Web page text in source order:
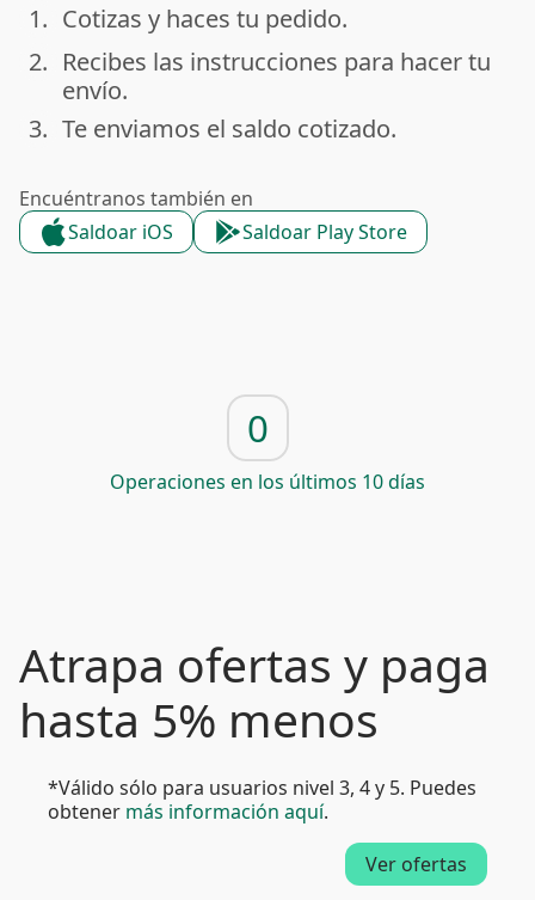
done
1. Cotizas y haces tu pedido.
done
2. Recibes las instrucciones para hacer tu
envío.
done
3. Te enviamos el saldo cotizado.
Encuéntranos también en
Saldoar iOS
Saldoar Play Store
0
Operaciones en los últimos 10 días
Atrapa ofertas y paga
hasta 5% menos
*Válido sólo para usuarios nivel 3, 4 y 5. Puedes
obtener más información aquí.
Ver ofertas